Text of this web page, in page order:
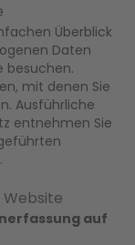
Überblick
Daten
besuchen.
mit denen Sie
Ausführliche
entnehmen Sie
auf